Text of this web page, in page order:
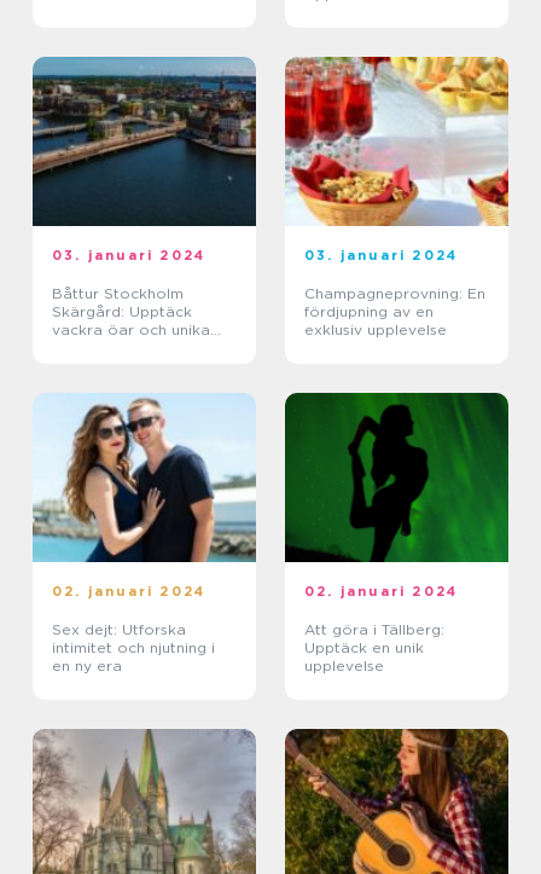
03. januari 2024
Båttur Stockholm
Skärgård: Upptäck
vackra öar och unika
03. januari 2024
Champagneprovning: En
fördjupning av en
exklusiv upplevelse
02. januari 2024
Sex dejt: Utforska
intimitet och njutning i
en ny era
02. januari 2024
Att göra i Tällberg:
Upptäck en unik
upplevelse